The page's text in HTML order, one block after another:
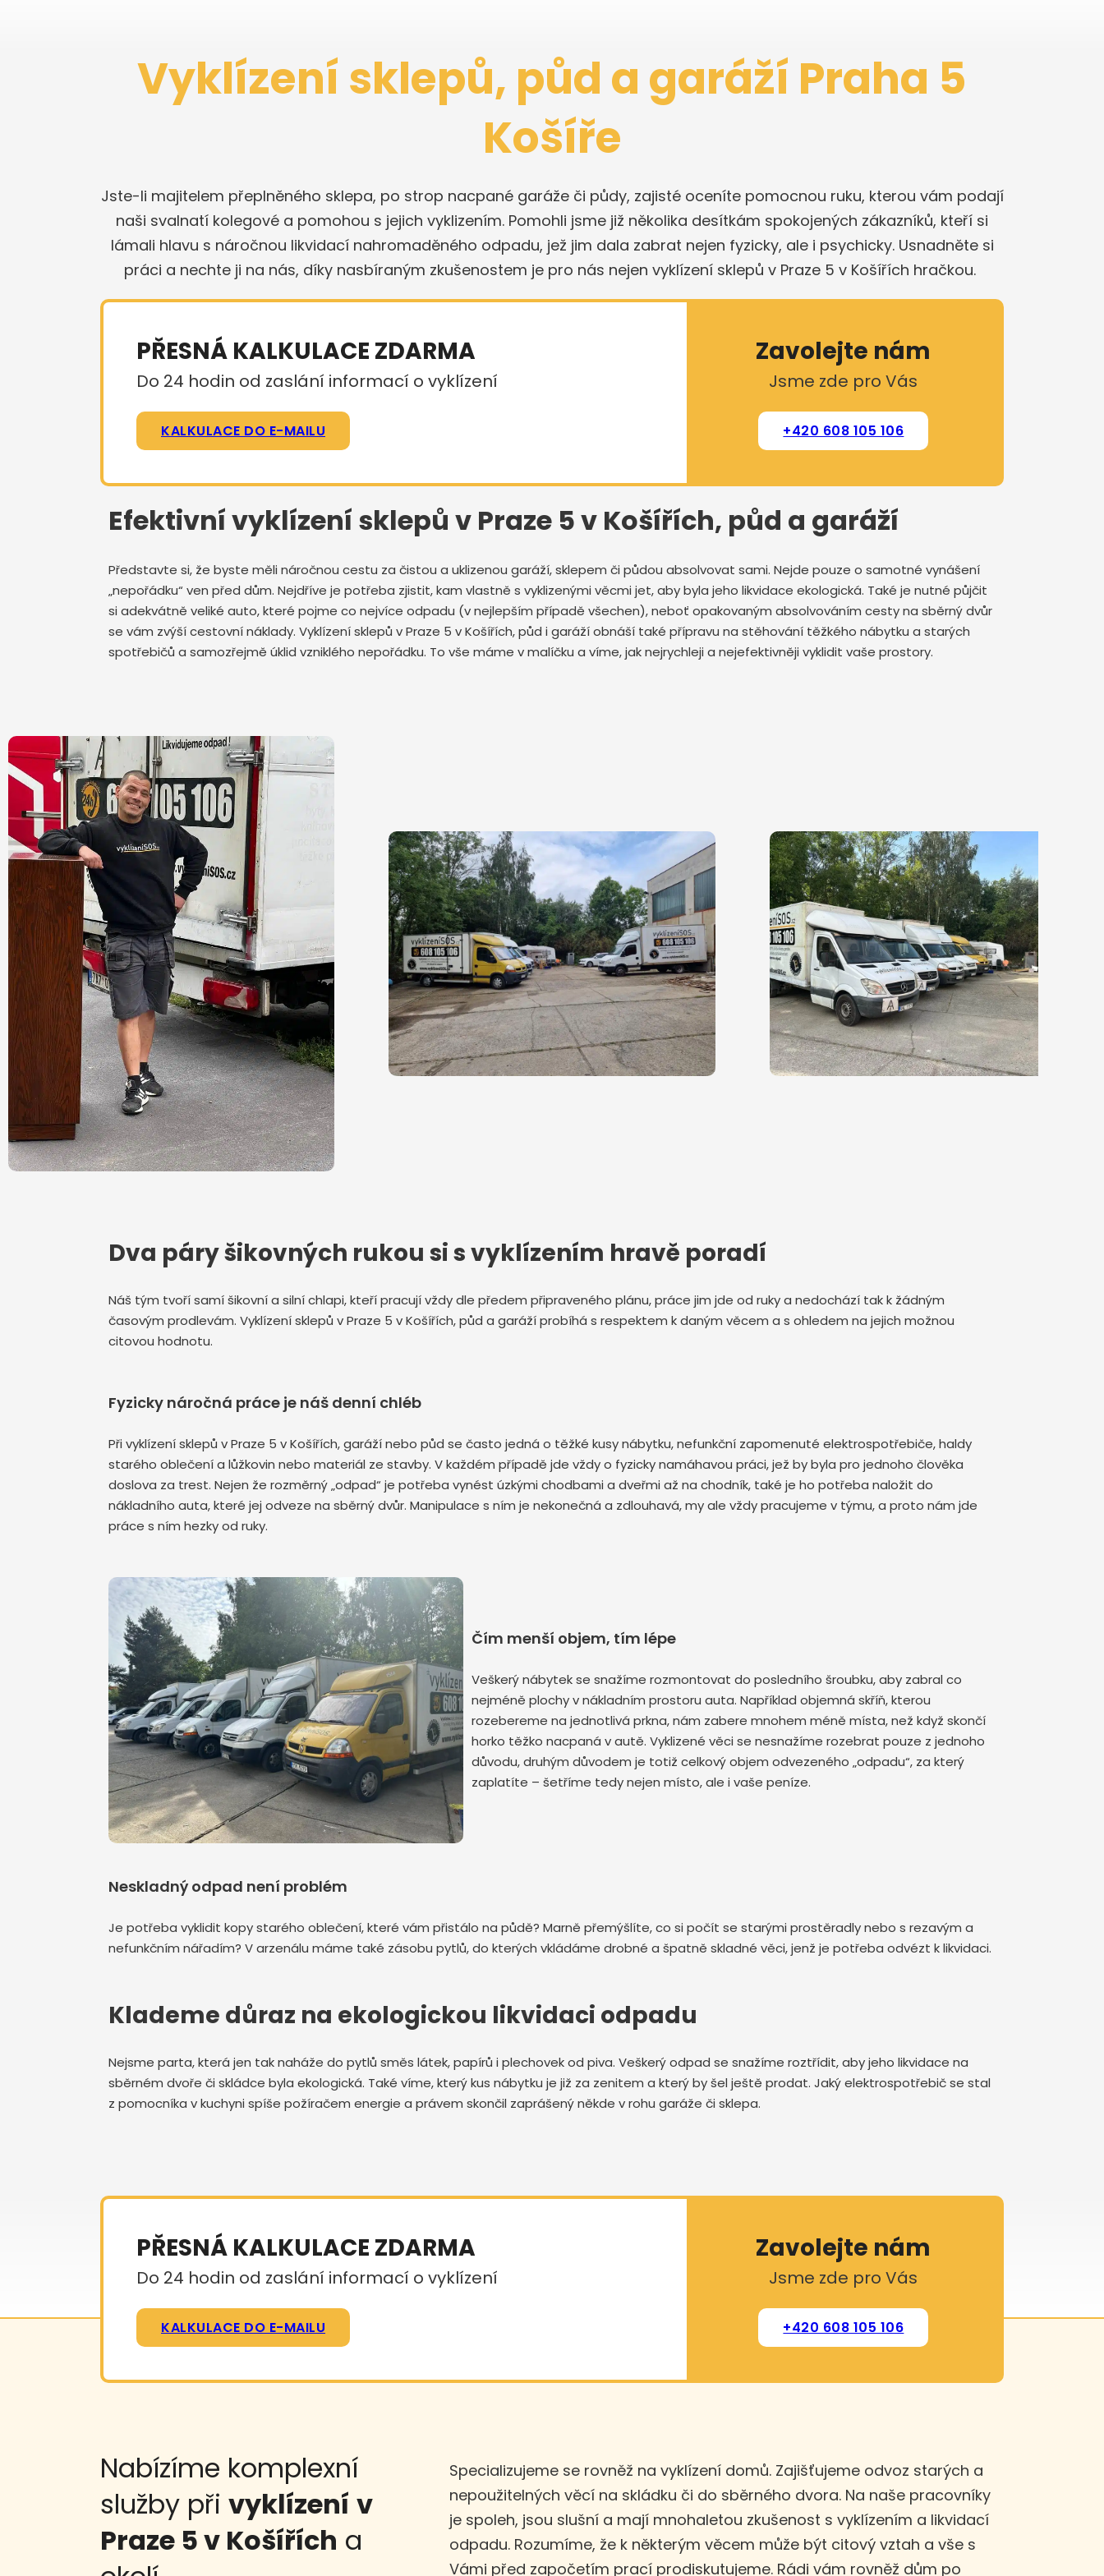
Vyklízení sklepů, půd a garáží Praha 5
Košíře
Jste-li majitelem přeplněného sklepa, po strop nacpané garáže či půdy, zajisté oceníte pomocnou ruku, kterou vám podají
naši svalnatí kolegové a pomohou s jejich vyklizením. Pomohli jsme již několika desítkám spokojených zákazníků, kteří si
lámali hlavu s náročnou likvidací nahromaděného odpadu, jež jim dala zabrat nejen fyzicky, ale i psychicky. Usnadněte si
práci a nechte ji na nás, díky nasbíraným zkušenostem je pro nás nejen vyklízení sklepů v Praze 5 v Košířích hračkou.
PŘESNÁ KALKULACE ZDARMA
Do 24 hodin od zaslání informací o vyklízení
KALKULACE DO E-MAILU
Zavolejte nám
Jsme zde pro Vás
+420 608 105 106
Efektivní vyklízení sklepů v Praze 5 v Košířích, půd a garáží
Představte si, že byste měli náročnou cestu za čistou a uklizenou garáží, sklepem či půdou absolvovat sami. Nejde pouze o samotné vynášení
„nepořádku“ ven před dům. Nejdříve je potřeba zjistit, kam vlastně s vyklizenými věcmi jet, aby byla jeho likvidace ekologická. Také je nutné půjčit
si adekvátně veliké auto, které pojme co nejvíce odpadu (v nejlepším případě všechen), neboť opakovaným absolvováním cesty na sběrný dvůr
se vám zvýší cestovní náklady. Vyklízení sklepů v Praze 5 v Košířích, půd i garáží obnáší také přípravu na stěhování těžkého nábytku a starých
spotřebičů a samozřejmě úklid vzniklého nepořádku. To vše máme v malíčku a víme, jak nejrychleji a nejefektivněji vyklidit vaše prostory.
Dva páry šikovných rukou si s vyklízením hravě poradí
Náš tým tvoří samí šikovní a silní chlapi, kteří pracují vždy dle předem připraveného plánu, práce jim jde od ruky a nedochází tak k žádným
časovým prodlevám. Vyklízení sklepů v Praze 5 v Košířích, půd a garáží probíhá s respektem k daným věcem a s ohledem na jejich možnou
citovou hodnotu.
Fyzicky náročná práce je náš denní chléb
Při vyklízení sklepů v Praze 5 v Košířích, garáží nebo půd se často jedná o těžké kusy nábytku, nefunkční zapomenuté elektrospotřebiče, haldy
starého oblečení a lůžkovin nebo materiál ze stavby. V každém případě jde vždy o fyzicky namáhavou práci, jež by byla pro jednoho člověka
doslova za trest. Nejen že rozměrný „odpad“ je potřeba vynést úzkými chodbami a dveřmi až na chodník, také je ho potřeba naložit do
nákladního auta, které jej odveze na sběrný dvůr. Manipulace s ním je nekonečná a zdlouhavá, my ale vždy pracujeme v týmu, a proto nám jde
práce s ním hezky od ruky.
Čím menší objem, tím lépe
Veškerý nábytek se snažíme rozmontovat do posledního šroubku, aby zabral co
nejméně plochy v nákladním prostoru auta. Například objemná skříň, kterou
rozebereme na jednotlivá prkna, nám zabere mnohem méně místa, než když skončí
horko těžko nacpaná v autě. Vyklizené věci se nesnažíme rozebrat pouze z jednoho
důvodu, druhým důvodem je totiž celkový objem odvezeného „odpadu“, za který
zaplatíte – šetříme tedy nejen místo, ale i vaše peníze.
Neskladný odpad není problém
Je potřeba vyklidit kopy starého oblečení, které vám přistálo na půdě? Marně přemýšlíte, co si počít se starými prostěradly nebo s rezavým a
nefunkčním nářadím? V arzenálu máme také zásobu pytlů, do kterých vkládáme drobné a špatně skladné věci, jenž je potřeba odvézt k likvidaci.
Klademe důraz na ekologickou likvidaci odpadu
Nejsme parta, která jen tak naháže do pytlů směs látek, papírů i plechovek od piva. Veškerý odpad se snažíme roztřídit, aby jeho likvidace na
sběrném dvoře či skládce byla ekologická. Také víme, který kus nábytku je již za zenitem a který by šel ještě prodat. Jaký elektrospotřebič se stal
z pomocníka v kuchyni spíše požíračem energie a právem skončil zaprášený někde v rohu garáže či sklepa.
PŘESNÁ KALKULACE ZDARMA
Do 24 hodin od zaslání informací o vyklízení
KALKULACE DO E-MAILU
Zavolejte nám
Jsme zde pro Vás
+420 608 105 106
Nabízíme komplexní
služby při vyklízení v
Praze 5 v Košířích a
Specializujeme se rovněž na vyklízení domů. Zajišťujeme odvoz starých a
nepoužitelných věcí na skládku či do sběrného dvora. Na naše pracovníky
je spoleh, jsou slušní a mají mnohaletou zkušenost s vyklízením a likvidací
odpadu. Rozumíme, že k některým věcem může být citový vztah a vše s
Vámi před započetím prací prodiskutujeme. Rádi vám rovněž dům po
Odeslat zprávu